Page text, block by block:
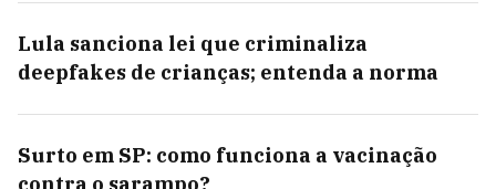
Lula sanciona lei que criminaliza
deepfakes de crianças; entenda a norma
Surto em SP: como funciona a vacinação